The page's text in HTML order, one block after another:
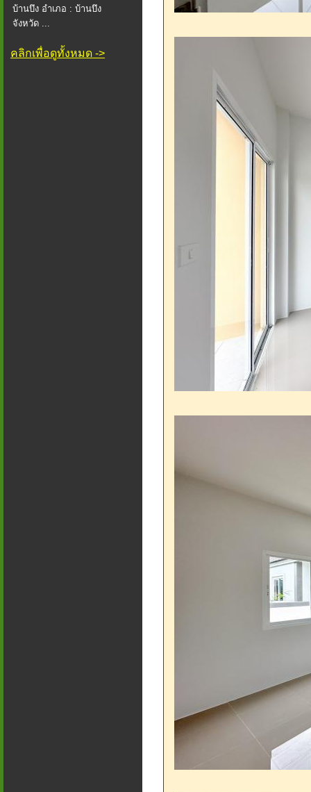
บ้านบึง อำเภอ : บ้านบึง
จังหวัด ...
คลิกเพื่อดูทั้งหมด ->